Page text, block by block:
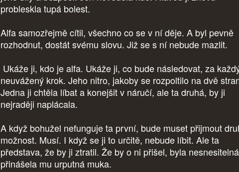
probleskla tupá bolest.
Alfa samozřejmě cítil, všechno co se v ní děje. A byl pevně
rozhodnut, dostát svému slovu. Již se s ní nebude mazlit.
Ukáže ji, kdo je alfa. Ukáže ji, co bude následovat, za
neuvážený krok. Jeho nitro, jakoby se rozpoltilo na dvě
Jedna ji chtěla líbat a konejšit v náručí, ale ta druhá, by ji
nejraději naplácala.
A když bohužel nefunguje ta první, bude muset přijmout
možnost. Musí. I když se ji to určitě, nebude líbit. Ale ta
představa, že by ji ztratil. Že by o ni přišel, byla
přinášela mu urputná muka.